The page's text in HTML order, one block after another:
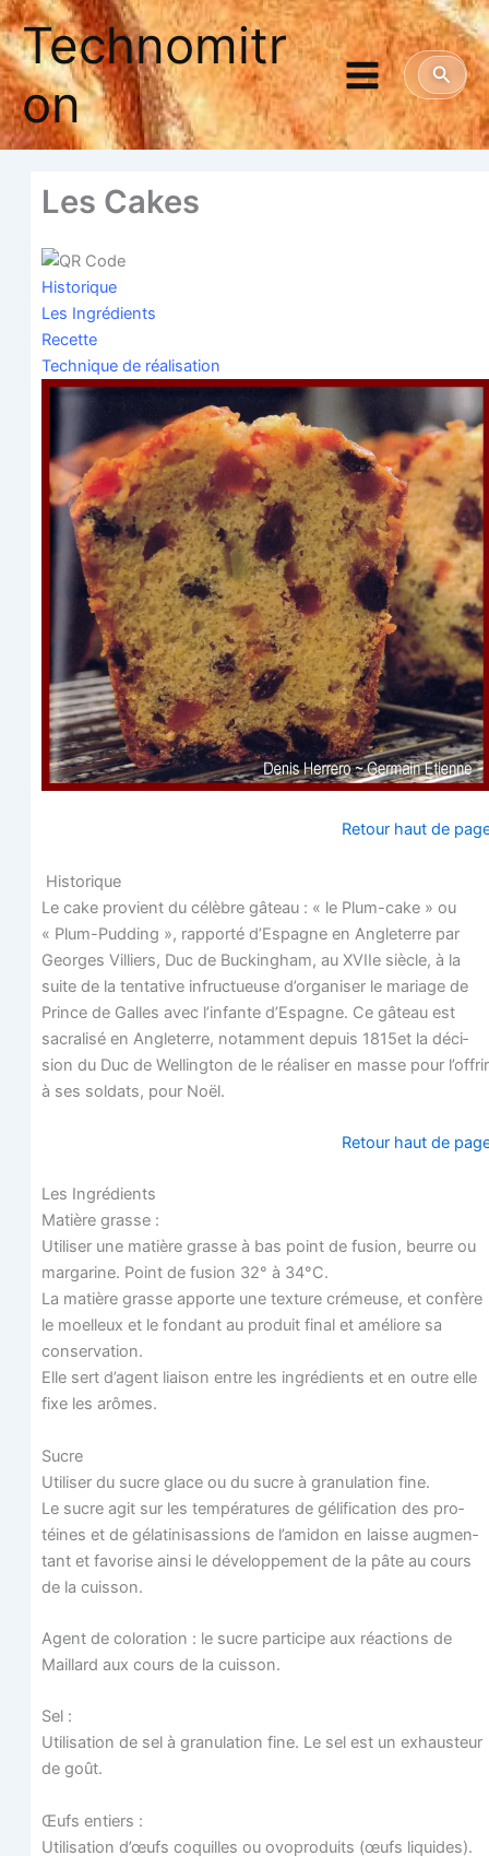
Aller
au
contenu
Technomitr
on
Les Cakes
His­to­rique
Les Ingré­dients
Recette
Tech­nique de réalisation
Retour haut de
Historique
Le cake pro­vient du célèbre gâteau : « le Plum-cake » ou
« Plum-Pud­ding », rap­por­té d’Espagne en Angle­terre par
Georges Vil­liers, Duc de Buckin­gham, au XVIIe siècle, à la
suite de la ten­ta­tive infruc­tueuse d’organiser le mariage de
Prince de Galles avec l’infante d’Espagne. Ce gâteau est
sacra­li­sé en Angle­terre, notam­ment depuis 1815et la déci­
sion du Duc de Wel­ling­ton de le réa­li­ser en masse pour l’offrir
à ses sol­dats, pour Noël.
Retour haut de
Les Ingré­dients
Matière grasse :
Uti­li­ser une matière grasse à bas point de fusion, beurre ou
mar­ga­rine. Point de fusion 32° à 34°C.
La matière grasse apporte une tex­ture cré­meuse, et confère
le moel­leux et le fon­dant au pro­duit final et amé­liore sa
conservation.
Elle sert d’agent liai­son entre les ingré­dients et en outre elle
fixe les arômes.
Sucre
Uti­li­ser du sucre glace ou du sucre à gra­nu­la­tion fine.
Le sucre agit sur les tem­pé­ra­tures de géli­fi­ca­tion des pro­
téines et de géla­ti­ni­sas­sions de l’amidon en laisse aug­men­
tant et favo­rise ain­si le déve­lop­pe­ment de la pâte au cours
de la cuisson.
Agent de colo­ra­tion : le sucre par­ti­cipe aux réac­tions de
Maillard aux cours de la cuisson.
Sel :
Uti­li­sa­tion de sel à gra­nu­la­tion fine. Le sel est un exhaus­teur
de goût.
Œufs entiers :
Uti­li­sa­tion d’œufs coquilles ou ovo­pro­duits (œufs liquides).